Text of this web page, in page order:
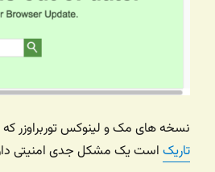
نسخه های مک و لینوکس
تاریکاست یک مشکل جدی امنیتی